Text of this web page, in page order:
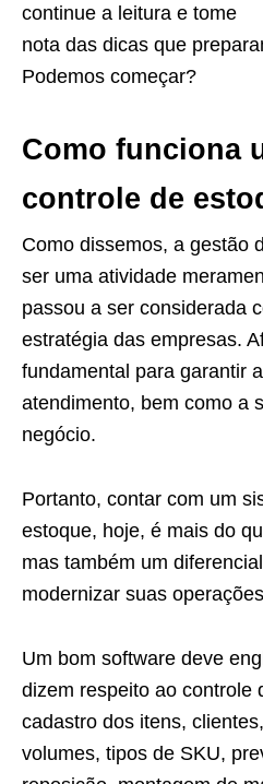
continue a leitura e tome
nota das dicas que
Podemos começar?
Como funciona
controle de
Como dissemos, a gestão
ser uma atividade
passou a ser considerada
estratégia das empresas.
fundamental para garantir
atendimento, bem como a
negócio.
Portanto, contar com um
estoque, hoje, é mais do
mas também um
modernizar suas
Um bom software deve
dizem respeito ao controle
cadastro dos itens,
volumes, tipos de SKU,